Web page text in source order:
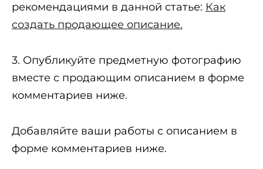
рекомендациями в данной статье: Как
создать продающее описание.
3. Опубликуйте предметную фотографию
вместе с продающим описанием в форме
комментариев ниже.
Добавляйте ваши работы с описанием в
форме комментариев ниже.